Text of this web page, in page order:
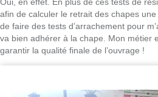
Oui, en effet. En plus de ces tests de
afin de calculer le retrait des chapes
de faire des tests d’arrachement pour
va bien adhérer à la chape. Mon métier
garantir la qualité finale de l’ouvrage !